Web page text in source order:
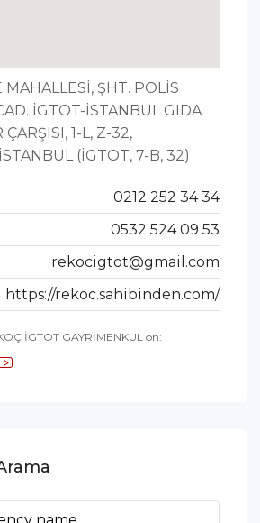
ŞHT. POLİS
İGTOT-İSTANBUL GIDA
1-L, Z-32,
(İGTOT, 7-B, 32)
0212 252 34 34
0532 524 09 53
rekocigtot@gmail.com
https://rekoc.sahibinden.com/
İGTOT GAYRİMENKUL on: